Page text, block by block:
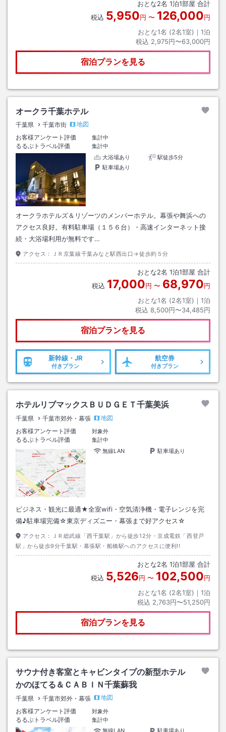
おとな2名 1泊1部屋 合計
税込 5,950円 〜 126,000円
おとな1名 (2名1室)｜ 1泊
税込 2,975円〜63,000円
宿泊プランを見る
オークラ千葉ホテル
千葉県 千葉市街
地図
お客様アンケート評価
集計中
るるぶトラベル評価
集計中
大浴場あり
駅徒歩5分
駐車場あり
オークラホテルズ＆リゾーツのメンバーホテル。幕張や舞浜への
アクセス良好。有料駐車場（１５６台）・高速インターネット接
続・大浴場利用が無料です…
アクセス： ＪＲ京葉線千葉みなと駅西出口→徒歩約５分
おとな2名 1泊1部屋 合計
税込 17,000円 〜 68,970円
おとな1名 (2名1室)｜ 1泊
税込 8,500円〜34,485円
宿泊プランを見る
新幹線・JR
付きプラン
航空券
付きプラン
ホテルリブマックスＢＵＤＧＥＴ千葉美浜
千葉県 千葉市郊外・幕張
地図
お客様アンケート評価
対象外
るるぶトラベル評価
集計中
無線LAN
駐車場あり
ビジネス・観光に最適★全室wifi・空気清浄機・電子レンジを完
備♪駐車場完備☆東京ディズニー・幕張まで好アクセス☆
アクセス：
ＪＲ総武線「西千葉駅」から徒歩12分・京成電鉄「西登戸
駅」から徒歩9分千葉駅・幕張駅・船橋駅へのアクセスに便利!!
おとな2名 1泊1部屋 合計
税込 5,526円 〜 102,500円
おとな1名 (2名1室)｜ 1泊
税込 2,763円〜51,250円
宿泊プランを見る
サウナ付き客室とキャビンタイプの新型ホテル
かのほてる＆ＣＡＢＩＮ千葉蘇我
千葉県 千葉市郊外・幕張
地図
お客様アンケート評価
対象外
るるぶトラベル評価
集計中